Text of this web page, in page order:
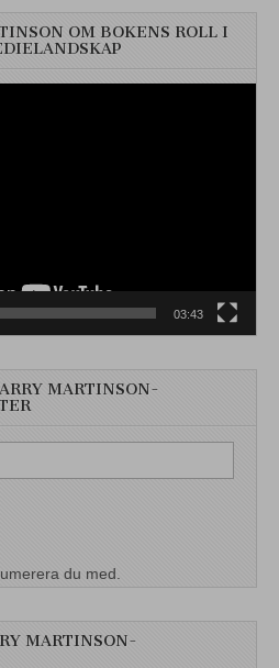
OM BOKENS ROLL I
03:43
MARTINSON-
du med.
MARTINSON-